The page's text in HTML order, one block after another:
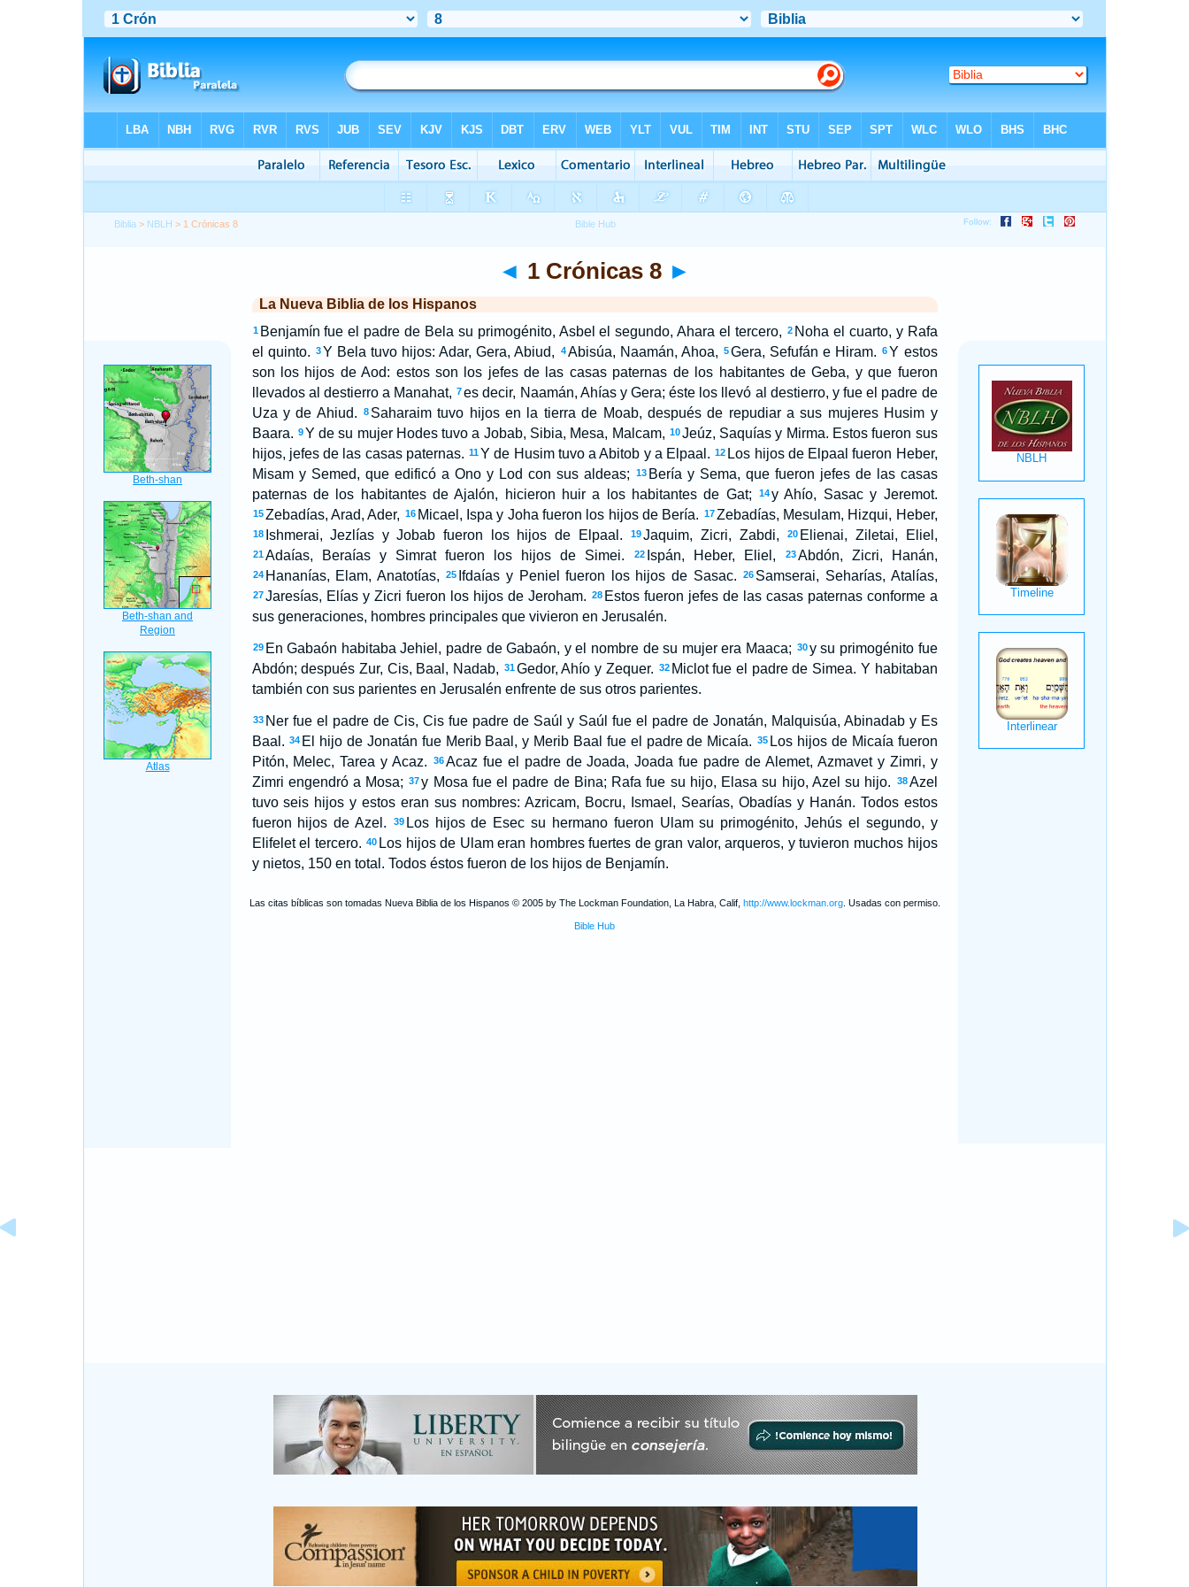
Biblia > NBLH > 1 Crónicas 8
◄ 1 Crónicas 8 ►
La Nueva Biblia de los Hispanos
1 Benjamín fue el padre de Bela su primogénito, Asbel el segundo, Ahara el tercero, 2 Noha el cuarto, y Rafa
el quinto. 3Y Bela tuvo hijos: Adar, Gera, Abiud, 4 Abisúa, Naamán, Ahoa, 5Gera, Sefufán e Hiram. 6 Y estos
son los hijos de Aod: estos son los jefes de las casas paternas de los habitantes de Geba, y que fueron
llevados al destierro a Manahat, 7es decir, Naamán, Ahías y Gera; éste los llevó al destierro, y fue el padre de
Uza y de Ahiud.
8 Saharaim tuvo hijos en la tierra de Moab, después de repudiar a sus mujeres Husim y
Baara. 9Y de su mujer Hodes tuvo a Jobab, Sibia, Mesa, Malcam, 10Jeúz, Saquías y Mirma. Estos fueron sus
hijos, jefes de las casas paternas. 11Y de Husim tuvo a Abitob y a Elpaal. 12 Los hijos de Elpaal fueron Heber,
Misam y Semed, que edificó a Ono y Lod con sus aldeas;
13 Bería y Sema, que fueron jefes de las casas
paternas de los habitantes de Ajalón, hicieron huir a los habitantes de Gat;
14y Ahío, Sasac y Jeremot.
15 Zebadías, Arad, Ader, 16 Micael, Ispa y Joha fueron los hijos de Bería. 17 Zebadías, Mesulam, Hizqui, Heber,
18 Ishmerai, Jezlías y Jobab fueron los hijos de Elpaal. 19Jaquim, Zicri, Zabdi, 20 Elienai, Ziletai, Eliel,
21 Adaías, Beraías y Simrat fueron los hijos de Simei. 22 Ispán, Heber, Eliel, 23 Abdón, Zicri, Hanán,
24 Hananías, Elam, Anatotías, 25 Ifdaías y Peniel fueron los hijos de Sasac. 26 Samserai, Seharías, Atalías,
27 Jaresías, Elías y Zicri fueron los hijos de Jeroham. 28 Estos fueron jefes de las casas paternas conforme a
sus generaciones, hombres principales que vivieron en Jerusalén.
29 En Gabaón habitaba Jehiel, padre de Gabaón, y el nombre de su mujer era Maaca; 30y su primogénito fue
Abdón; después Zur, Cis, Baal, Nadab, 31Gedor, Ahío y Zequer. 32 Miclot fue el padre de Simea. Y habitaban
también con sus parientes en Jerusalén enfrente de sus otros parientes.
33 Ner fue el padre de Cis, Cis fue padre de Saúl y Saúl fue el padre de Jonatán, Malquisúa, Abinadab y Es
Baal. 34 El hijo de Jonatán fue Merib Baal, y Merib Baal fue el padre de Micaía. 35 Los hijos de Micaía fueron
Pitón, Melec, Tarea y Acaz.
36Acaz fue el padre de Joada, Joada fue padre de Alemet, Azmavet y Zimri, y
Zimri engendró a Mosa;
37 y Mosa fue el padre de Bina; Rafa fue su hijo, Elasa su hijo, Azel su hijo. 38 Azel
tuvo seis hijos y estos eran sus nombres: Azricam, Bocru, Ismael, Searías, Obadías y Hanán. Todos estos
fueron hijos de Azel.
39 Los hijos de Esec su hermano fueron Ulam su primogénito, Jehús el segundo, y
Elifelet el tercero. 40 Los hijos de Ulam eran hombres fuertes de gran valor, arqueros, y tuvieron muchos hijos
y nietos, 150 en total. Todos éstos fueron de los hijos de Benjamín.
Las citas bíblicas son tomadas Nueva Biblia de los Hispanos © 2005 by The Lockman Foundation, La Habra, Calif, http://www.lockman.org. Usadas con permiso.
Bible Hub